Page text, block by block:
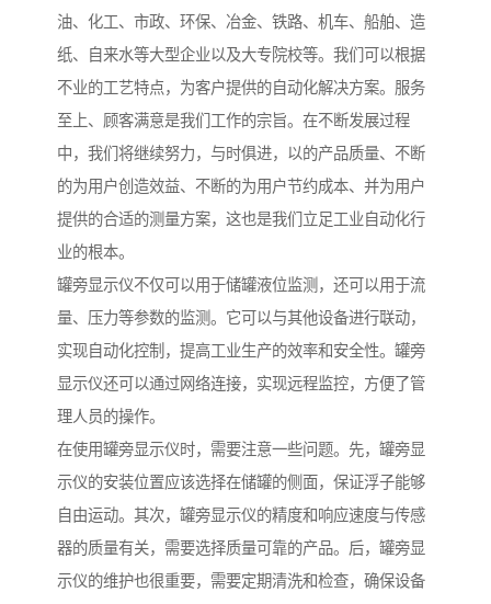
油、化工、市政、环保、冶金、铁路、机车、船舶、造
纸、自来水等大型企业以及大专院校等。我们可以根据
不业的工艺特点，为客户提供的自动化解决方案。服务
至上、顾客满意是我们工作的宗旨。在不断发展过程
中，我们将继续努力，与时俱进，以的产品质量、不断
的为用户创造效益、不断的为用户节约成本、并为用户
提供的合适的测量方案，这也是我们立足工业自动化行
业的根本。
罐旁显示仪不仅可以用于储罐液位监测，还可以用于流
量、压力等参数的监测。它可以与其他设备进行联动，
实现自动化控制，提高工业生产的效率和安全性。罐旁
显示仪还可以通过网络连接，实现远程监控，方便了管
理人员的操作。
在使用罐旁显示仪时，需要注意一些问题。先，罐旁显
示仪的安装位置应该选择在储罐的侧面，保证浮子能够
自由运动。其次，罐旁显示仪的精度和响应速度与传感
器的质量有关，需要选择质量可靠的产品。后，罐旁显
示仪的维护也很重要，需要定期清洗和检查，确保设备